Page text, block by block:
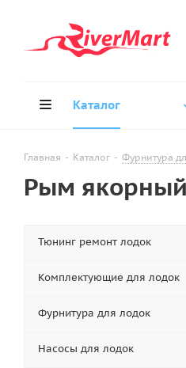
Каталог
Главная - Каталог - Фурнитура
Рым
Тюнинг ремонт лодок
Комплектующие для лодок
Фурнитура для лодок
Насосы для лодок